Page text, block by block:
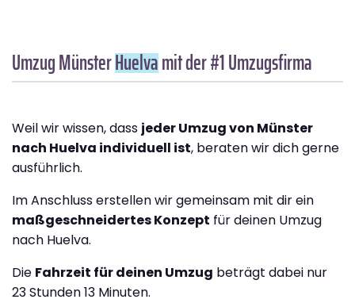
Umzug MünsterHuelvamit der #1 Umzugsfirma
Weil wir wissen, dass jeder Umzug von Münster
nach Huelva individuell ist, beraten wir dich gerne
ausführlich.
Im Anschluss erstellen wir gemeinsam mit dir ein
maßgeschneidertes Konzept für deinen Umzug
nach Huelva.
Die Fahrzeit für deinen Umzug beträgt dabei nur
23 Stunden 13 Minuten.